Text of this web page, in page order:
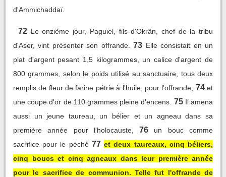
d'Ammichaddaï.
72 Le onzième jour, Paguiel, fils d'Okrân, chef de la tribu
d'Aser, vint présenter son offrande.
73 Elle consistait en un
plat d'argent pesant 1,5 kilogrammes, un calice d'argent de
800 grammes, selon le poids utilisé au sanctuaire, tous deux
remplis de fleur de farine pétrie à l'huile, pour l'offrande, 74 et
une coupe d'or de 110 grammes pleine d'encens. 75 Il amena
aussi un jeune taureau, un bélier et un agneau dans sa
première année pour l'holocauste,
76
un bouc comme
sacrifice pour le péché 77 et deux taureaux, cinq béliers,
cinq boucs et cinq agneaux dans leur première année
pour le sacrifice de communion. Telle fut l'offrande de